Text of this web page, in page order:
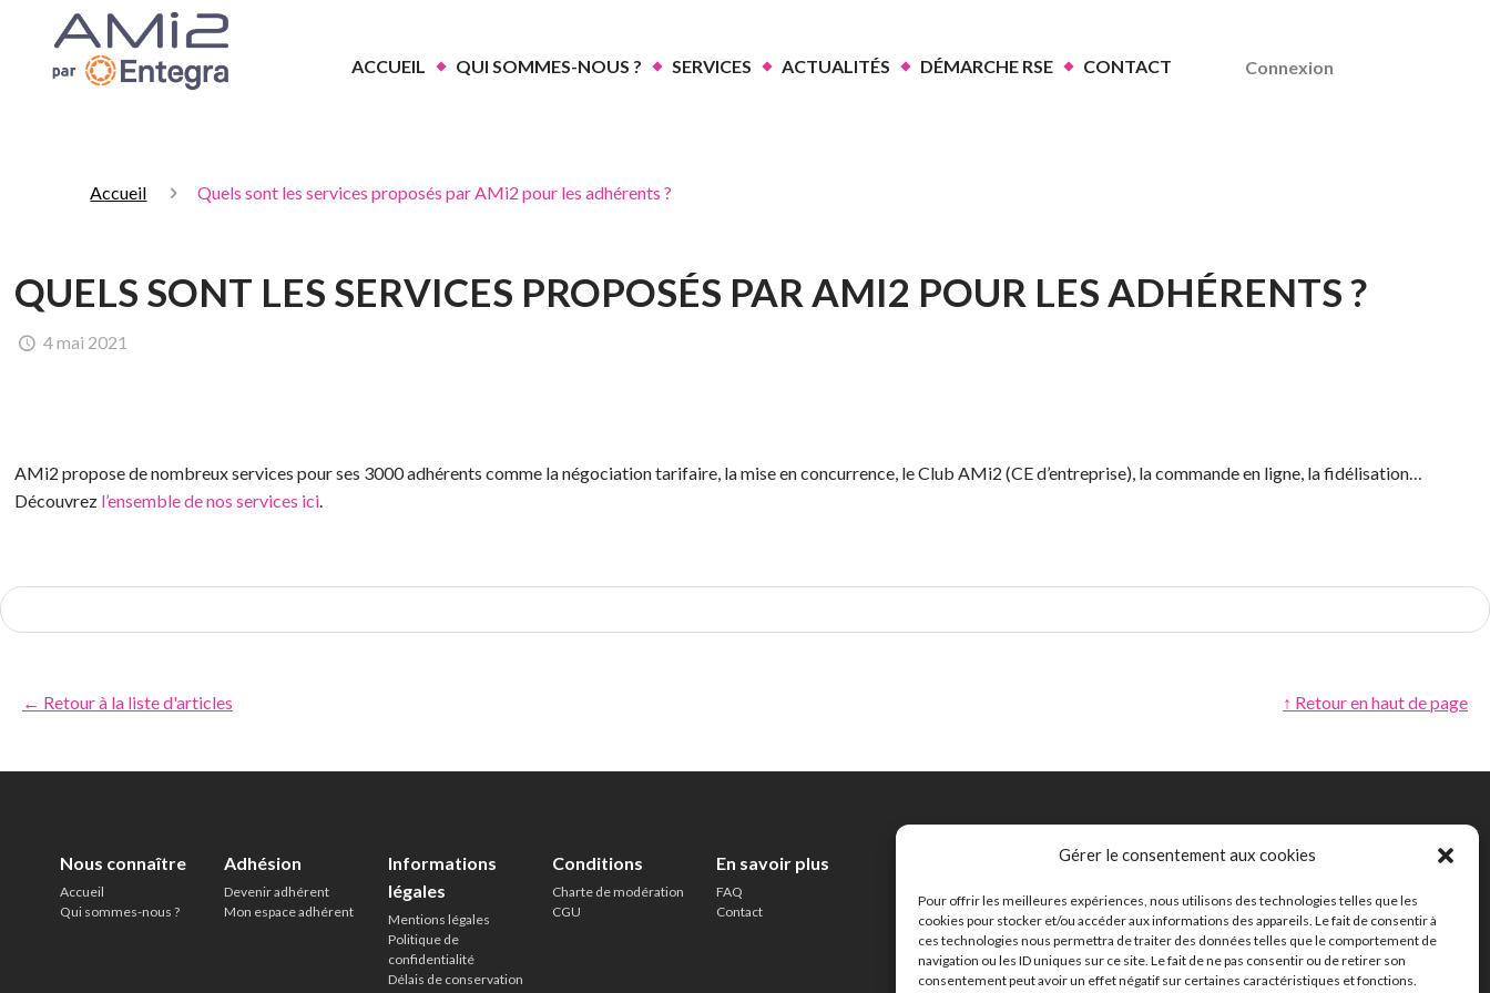
Gérer le consentement aux cookies
Pour offrir les meilleures expériences, nous utilisons des technologies telles que les
cookies pour stocker et/ou accéder aux informations des appareils. Le fait de consentir à
ces technologies nous permettra de traiter des données telles que le comportement de
navigation ou les ID uniques sur ce site. Le fait de ne pas consentir ou de retirer son
consentement peut avoir un effet négatif sur certaines caractéristiques et fonctions.
ACCUEIL QUI SOMMES-NOUS ? SERVICES ACTUALITÉS DÉMARCHE RSE CONTACT Connexion
Accueil Quels sont les services proposés par AMi2 pour les adhérents ?
QUELS SONT LES SERVICES PROPOSÉS PAR AMI2 POUR LES ADHÉRENTS ?
4 mai 2021
AMi2 propose de nombreux services pour ses 3000 adhérents comme la négociation tarifaire, la mise en concurrence, le Club AMi2 (CE d’entreprise), la commande en ligne, la fidélisation…
Découvrez l’ensemble de nos services ici.
← Retour à la liste d'articles ↑ Retour en haut de page
Nous connaître
Accueil
Qui sommes-nous ?
Adhésion
Devenir adhérent
Mon espace adhérent
Informations
légales
Mentions légales
Politique de
confidentialité
Délais de conservation
Conditions
Charte de modération
CGU
En savoir plus
FAQ
Contact
162 chemin de la
14100 Lisieux
02 31 32 46 46